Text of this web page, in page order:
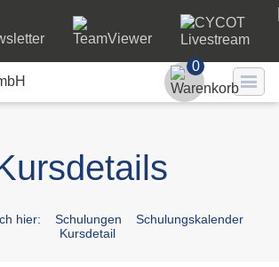
Passwort
Passwort
0
hier: Schulungen
Schulungskalender
Kursdetail